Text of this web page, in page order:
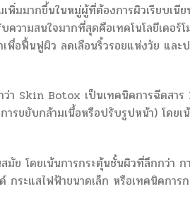
พิ่มมากขึ้นในหมู่ผู้ที่ต้องการผิวเรียบเนี
วามสนใจมากที่สุดคือเทคโนโลยีเดอร์
พื่อฟื้นฟูผิว ลดเลือนริ้วรอยแห่งวัย แล
า Skin Botox เป็นเทคนิคการฉีดส
รขยับกล้ามเนื้อหรือปรับรูปหน้า) โดยเ
มัย ​​โดยเน้นการกระตุ้นชั้นผิวที่ลึกกว่า
ระแสไฟฟ้าขนาดเล็ก หรือเทคนิคการ